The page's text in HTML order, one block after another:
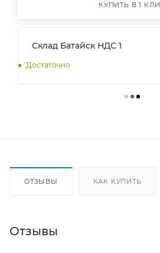
КУПИТЬ В 1
Склад Батайск НДС 1
Достаточно
ОТЗЫВЫ КАК КУПИТЬ
Отзывы